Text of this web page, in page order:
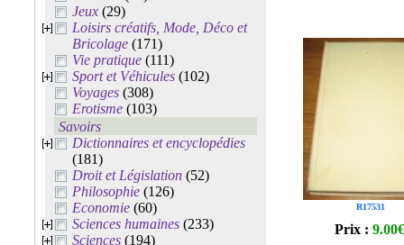
Jeux (29)
Loisirs créatifs, Mode, Déco et
Bricolage (171)
Vie pratique (111)
Sport et Véhicules (102)
Voyages (308)
Erotisme (103)
Savoirs
Dictionnaires et encyclopédies
(181)
Droit et Législation (52)
Philosophie (126)
Economie (60)
Sciences humaines (233)
Sciences (194)
R17531
Prix : 9.00€